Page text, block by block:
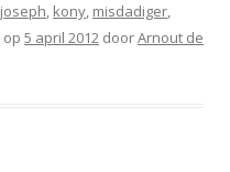
joseph, kony, misdadiger,
op 5 april 2012 doorArnout de